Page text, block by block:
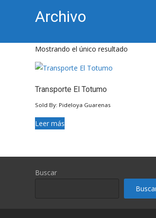
Archivo
Mostrando el único resultado
Transporte El Totumo
Sold By: Pideloya Guarenas
Leer más
Buscar